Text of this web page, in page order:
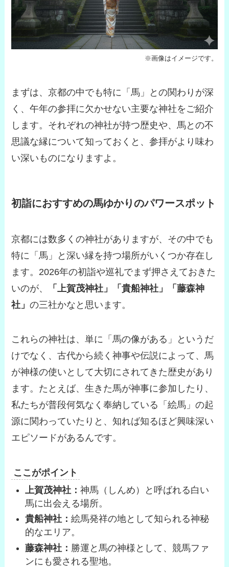
※画像はイメージです。
まずは、京都の中でも特に「馬」との関わりが深
く、午年の参拝に欠かせない主要な神社をご紹介
します。それぞれの神社が持つ歴史や、馬との不
思議な縁について知っておくと、参拝がより味わ
い深いものになりますよ。
初詣におすすめの馬ゆかりのパワースポット
京都には数多くの神社がありますが、その中でも
特に「馬」と深い縁を持つ場所がいくつか存在し
ます。2026年の初詣や巡礼でまず押さえておきた
いのが、
「上賀茂神社」「貴船神社」「藤森神
社」の三社かなと思います。
これらの神社は、単に「馬の像がある」というだ
けでなく、古代から続く神事や伝説によって、馬
が神様の使いとして大切にされてきた歴史があり
ます。たとえば、生きた馬が神事に参加したり、
私たちが普段何気なく奉納している「絵馬」の起
源に関わっていたりと、知れば知るほど興味深い
エピソードがあるんです。
ここがポイント
上賀茂神社：神馬（しんめ）と呼ばれる白い
馬に出会える場所。
貴船神社：絵馬発祥の地として知られる神秘
的なエリア。
藤森神社： 勝運と馬の神様として、競馬ファ
ンにも愛される聖地。